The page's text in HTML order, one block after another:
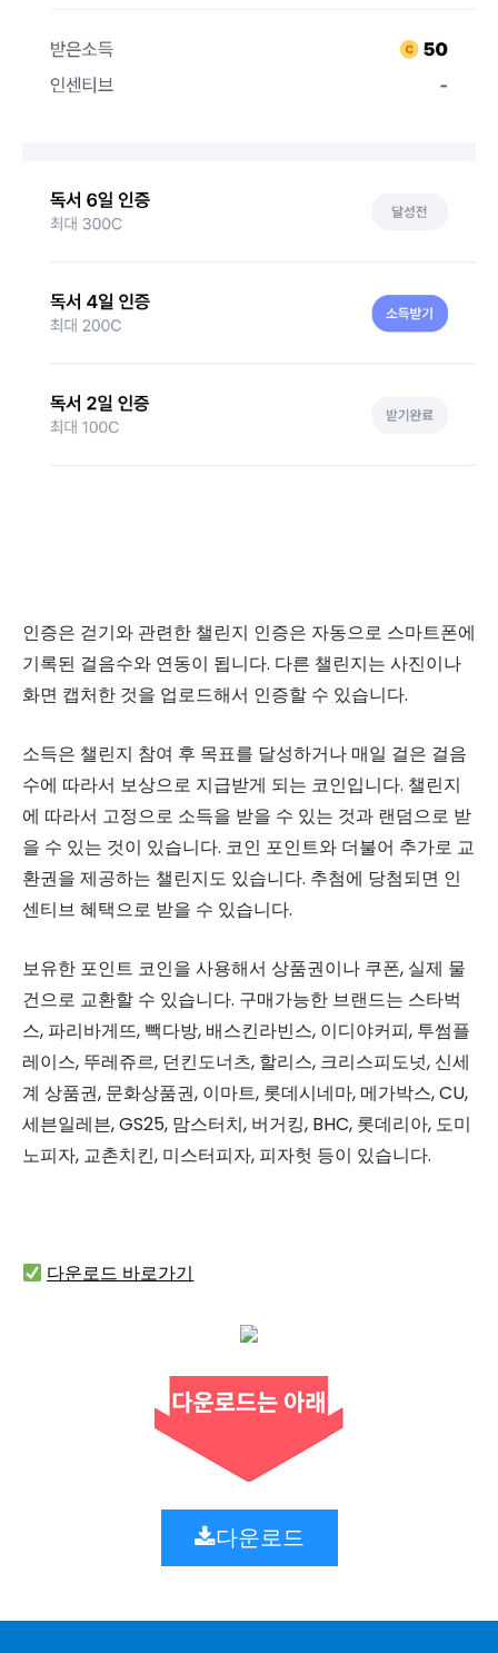
인증은 걷기와 관련한 챌린지 인증은 자동으로 스마트폰에
기록된 걸음수와 연동이 됩니다. 다른 챌린지는 사진이나
화면 캡처한 것을 업로드해서 인증할 수 있습니다.
소득은 챌린지 참여 후 목표를 달성하거나 매일 걸은 걸음
수에 따라서 보상으로 지급받게 되는 코인입니다. 챌린지
에 따라서 고정으로 소득을 받을 수 있는 것과 랜덤으로 받
을 수 있는 것이 있습니다. 코인 포인트와 더불어 추가로 교
환권을 제공하는 챌린지도 있습니다. 추첨에 당첨되면 인
센티브 혜택으로 받을 수 있습니다.
보유한 포인트 코인을 사용해서 상품권이나 쿠폰, 실제 물
건으로 교환할 수 있습니다. 구매가능한 브랜드는 스타벅
스, 파리바게뜨, 빽다방, 배스킨라빈스, 이디야커피, 투썸플
레이스, 뚜레쥬르, 던킨도너츠, 할리스, 크리스피도넛, 신세
계 상품권, 문화상품권, 이마트, 롯데시네마, 메가박스, CU,
세븐일레븐, GS25, 맘스터치, 버거킹, BHC, 롯데리아, 도미
노피자, 교촌치킨, 미스터피자, 피자헛 등이 있습니다.
다운로드 바로가기
다운로드